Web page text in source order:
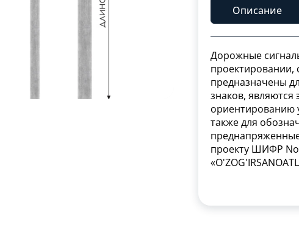
Описание
Дорожные
проектировании,
предназначены
знаков, являются
ориентированию
также для
проекту ШИФР